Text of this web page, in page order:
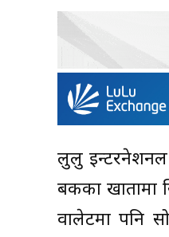
लुलु इन्टरनेशनल
बैंकका खातामा
वालेटमा पनि